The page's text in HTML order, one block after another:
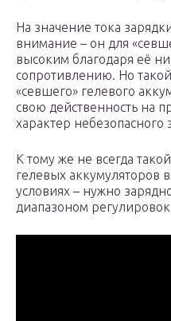
На значение тока
внимание – он для
высоким благодаря её
сопротивлению. Но
«севшего» гелевого
свою действенность на
характер небезопасного
К тому же не всегда
гелевых аккумуляторов
условиях – нужно
диапазоном